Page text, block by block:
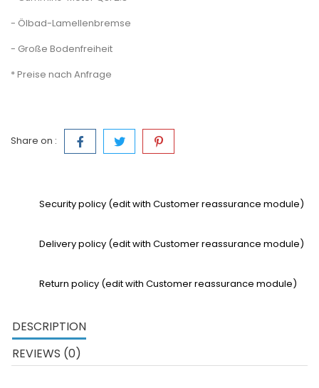
- Ölbad-Lamellenbremse
- Große Bodenfreiheit
* Preise nach Anfrage
Share on :
Security policy (edit with Customer reassurance module)
Delivery policy (edit with Customer reassurance module)
Return policy (edit with Customer reassurance module)
DESCRIPTION
REVIEWS (0)